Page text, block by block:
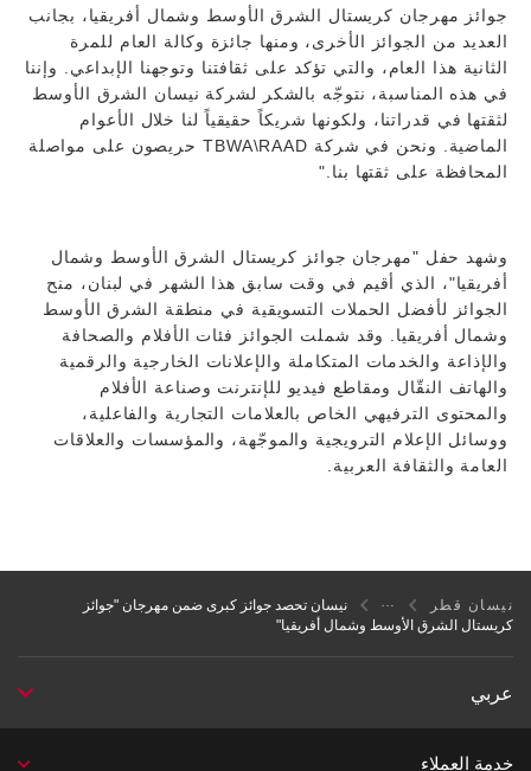
جوائز مهرجان كريستال الشرق الأوسط وشمال أفريقيا، بجانب
العديد من الجوائز الأخرى، ومنها جائزة وكالة العام للمرة
الثانية هذا العام، والتي تؤكد على ثقافتنا وتوجهنا الإبداعي. وإننا
في هذه المناسبة، نتوجّه بالشكر لشركة نيسان الشرق الأوسط
لثقتها في قدراتنا، ولكونها شريكاً حقيقياً لنا خلال الأعوام
الماضية. ونحن في شركة TBWA\RAAD حريصون على مواصلة
المحافظة على ثقتها بنا."
وشهد حفل "مهرجان جوائز كريستال الشرق الأوسط وشمال
أفريقيا"، الذي أقيم في وقت سابق هذا الشهر في لبنان، منح
الجوائز لأفضل الحملات التسويقية في منطقة الشرق الأوسط
وشمال أفريقيا. وقد شملت الجوائز فئات الأفلام والصحافة
والإذاعة والخدمات المتكاملة والإعلانات الخارجية والرقمية
والهاتف النقّال ومقاطع فيديو للإنترنت وصناعة الأفلام
والمحتوى الترفيهي الخاص بالعلامات التجارية والفاعلية،
ووسائل الإعلام الترويجية والموجّهة، والمؤسسات والعلاقات
العامة والثقافة العربية.
نيسان قطر
نيسان تحصد جوائز كبرى ضمن مهرجان "جوائز
كريستال الشرق الأوسط وشمال أفريقيا"
عربي
خدمة العملاء